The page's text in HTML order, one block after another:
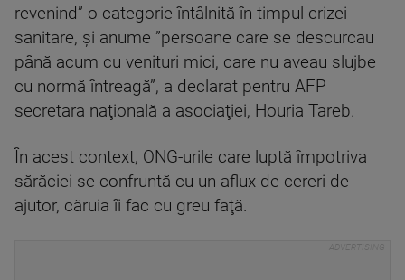
revenind” o categorie întâlnită în timpul crizei
sanitare, şi anume ”persoane care se descurcau
până acum cu venituri mici, care nu aveau slujbe
cu normă întreagă”, a declarat pentru AFP
secretara naţională a asociaţiei, Houria Tareb.
În acest context, ONG-urile care luptă împotriva
sărăciei se confruntă cu un aflux de cereri de
ajutor, căruia îi fac cu greu faţă.